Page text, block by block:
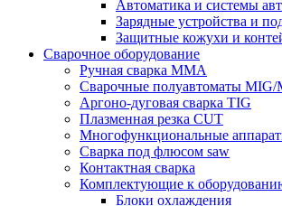
Автоматика и системы
Зарядные устройства и
Защитные кожухи и
Сварочное оборудование
Ручная сварка MMA
Сварочные полуавтоматы MIG/
Аргоно-дуговая сварка TIG
Плазменная резка CUT
Многофункциональные
Сварка под флюсом saw
Контактная сварка
Комплектующие к
Блоки охлаждения